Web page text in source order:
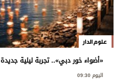
علوم الدار
«أضواء خور دبي».. تجربة ليلية جديدة
اليوم 09:30